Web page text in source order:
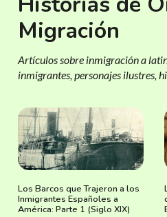
Migración
Artículos sobre inmigración a
inmigrantes, personajes ilustres,
Los Barcos que Trajeron a los
Inmigrantes Españoles a
América: Parte 1 (Siglo XIX)